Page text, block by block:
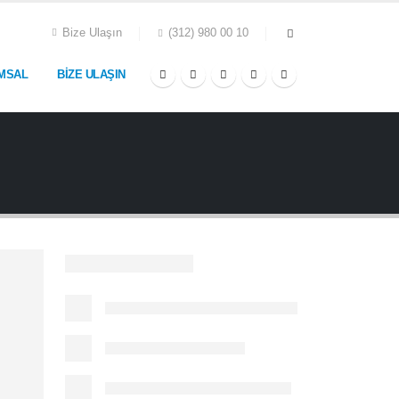
Bize Ulaşın (312) 980 00 10
BIZE ULAŞIN